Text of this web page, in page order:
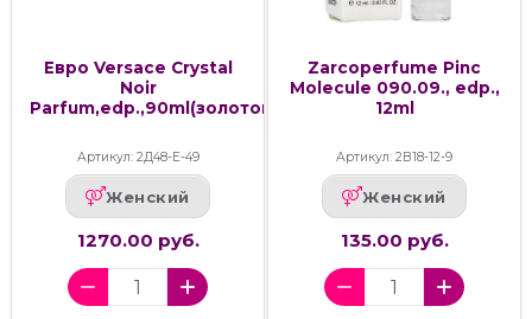
Евро Versace Crystal
Noir
Parfum,edp.,90ml(золотой)
Артикул: 2Д48-Е-49
Женский
1270.00 руб.
Zarcoperfume Pinc
Molecule 090.09., edp.,
12ml
Артикул: 2В18-12-9
Женский
135.00 руб.